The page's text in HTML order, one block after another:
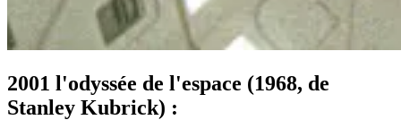
2001 l'odyssée de l'espace (1968, de
Stanley Kubrick) :